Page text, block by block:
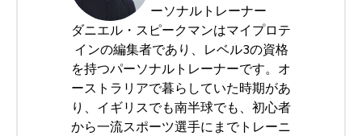
ーソナルトレーナー
ダニエル・スピークマンはマイプロテ
インの編集者であり、レベル3の資格
を持つパーソナルトレーナーです。オ
ーストラリアで暮らしていた時期があ
り、イギリスでも南半球でも、初心者
から一流スポーツ選手にまでトレーニ